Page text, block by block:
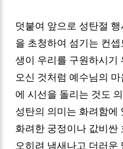
덧붙여 앞으로 성탄절
을 초청하여 섬기는 컨
생이 우리를 구원하시기
오신 것처럼 예수님의
에 시선을 돌리는 것도
성탄의 의미는 화려함에
화려한 궁정이나 값비싼
오히려 냄새나고 더러운